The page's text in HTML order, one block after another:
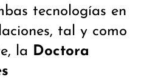
tecnologías en
tal y como
la Doctora